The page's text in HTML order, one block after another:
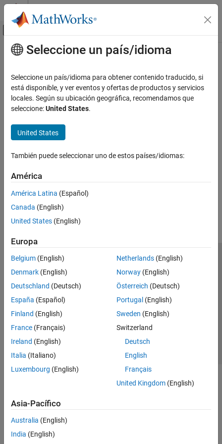
Saltar al contenido
Mostrar/ocultar menú de navegación
Inicio de Documentación
Contenido principal
How useful was this information?
Seleccione un país/idioma
Seleccione un país/idioma para obtener contenido traducido, si
está disponible, y ver eventos y ofertas de productos y servicios
locales. Según su ubicación geográfica, recomendamos que
seleccione:United States.
United States
También puede seleccionar uno de estos países/idiomas:
América
América Latina (Español)
Canada (English)
United States (English)
Europa
Belgium (English)
Denmark (English)
Deutschland (Deutsch)
España (Español)
Finland (English)
France (Français)
Ireland (English)
Italia (Italiano)
Luxembourg (English)
Netherlands(English)
Norway(English)
Österreich (Deutsch)
Portugal (English)
Sweden (English)
Switzerland
Deutsch
English
Français
United Kingdom(English)
Asia-Pacífico
Australia (English)
India (English)
Centro de confianza
Marcas comerciales
Política de privacidad
Antipiratería
Estado de las aplicaciones
Información de contacto
© 1994-2026 The MathWorks, Inc.
Seleccione un país/